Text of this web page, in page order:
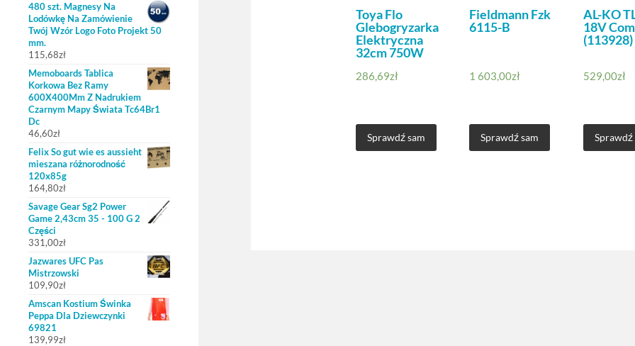
480 szt. Magnesy Na
Lodówkę Na Zamówienie
Twój Wzór Logo Foto Projekt 50
mm.
115,68zł
Memoboards Tablica
Korkowa Bez Ramy
600X400Mm Z Nadrukiem
Czarnym Mapy Świata Tc64Br1
Dc
46,60zł
Felix So gut wie es aussieht
mieszana różnorodność
120x85g
164,80zł
Savage Gear Sg2 Power
Game 2,43cm 35 - 100 G 2
Części
331,00zł
Jazwares UFC Pas
Mistrzowski
109,90zł
Amscan Kostium Świnka
Peppa Dla Dziewczynki
69821
139,99zł
Toya Flo
Glebogryzarka
Elektryczna
32cm 750W
286,69zł
Sprawdź sam
Fieldmann Fzk
6115-B
1 603,00zł
Sprawdź sam
AL-KO
18V
(113928)
529,00zł
Sprawdź